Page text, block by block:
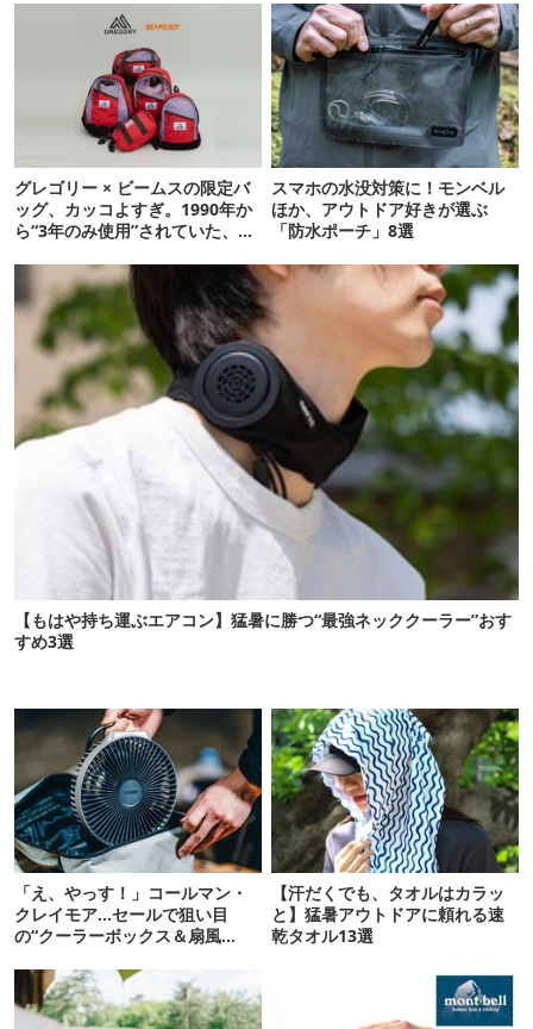
グレゴリー × ビームスの限定バ
ッグ、カッコよすぎ。1990年か
ら“3年のみ使用”されていた、紫
スマホの水没対策に！モンベル
ほか、アウトドア好きが選ぶ
「防水ポーチ」8選
【もはや持ち運ぶエアコン】猛暑に勝つ“最強ネッククーラー”おす
すめ3選
「え、やっす！」コールマン・
クレイモア…セールで狙い目
の“クーラーボックス＆扇風
【汗だくでも、タオルはカラッ
と】猛暑アウトドアに頼れる速
乾タオル13選